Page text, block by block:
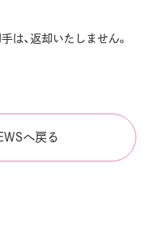
、返却いたしません。
へ戻る